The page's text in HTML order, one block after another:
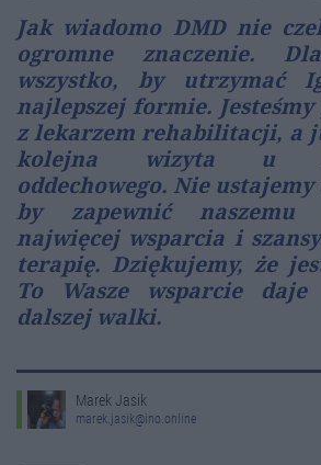
Jak wiadomo DMD nie
ogromne znaczenie.
wszystko, by utrzymać
najlepszej formie.
z lekarzem rehabilitacji, a
kolejna wizyta u
oddechowego. Nie
by zapewnić
najwięcej wsparcia i
terapię. Dziękujemy, że
To Wasze wsparcie
dalszej walki.
Marek Jasik
marek.jasik@ino.online